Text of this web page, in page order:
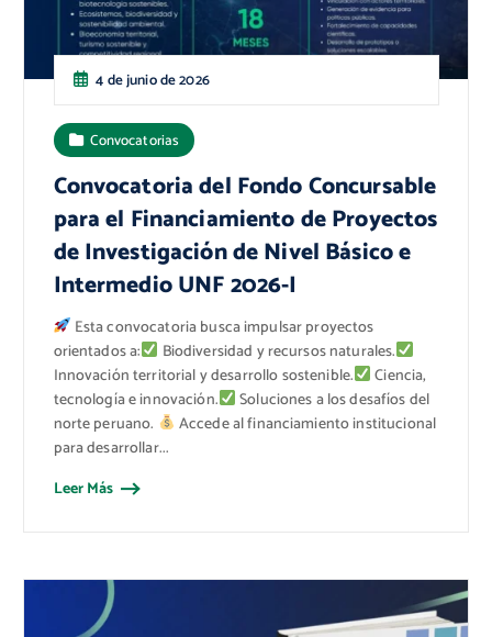
4 de junio de 2026
Convocatorias
Convocatoria del Fondo Concursable
para el Financiamiento de Proyectos
de Investigación de Nivel Básico e
Intermedio UNF 2026-I
Esta convocatoria busca impulsar proyectos
orientados a:
Biodiversidad y recursos naturales.
Innovación territorial y desarrollo sostenible.
Ciencia,
tecnología e innovación.
Soluciones a los desafíos del
norte peruano.
Accede al financiamiento institucional
para desarrollar...
Leer Más